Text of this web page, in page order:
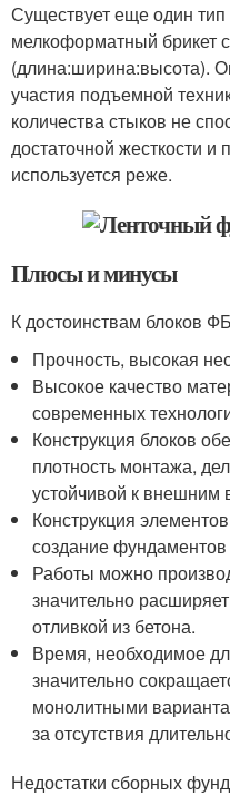
Существует еще один
мелкоформатный брикет
(длина:ширина:высота).
участия подъемной
количества стыков не
достаточной жесткости и
используется реже.
Плюсы и минусы
К достоинствам блоков
Прочность, высокая
Высокое качество
современных
Конструкция блоков
плотность монтажа,
устойчивой к внешним
Конструкция
создание
Работы можно
значительно
отливкой из бетона.
Время, необходимое
значительно
монолитными
за отсутствия
Недостатки сборных